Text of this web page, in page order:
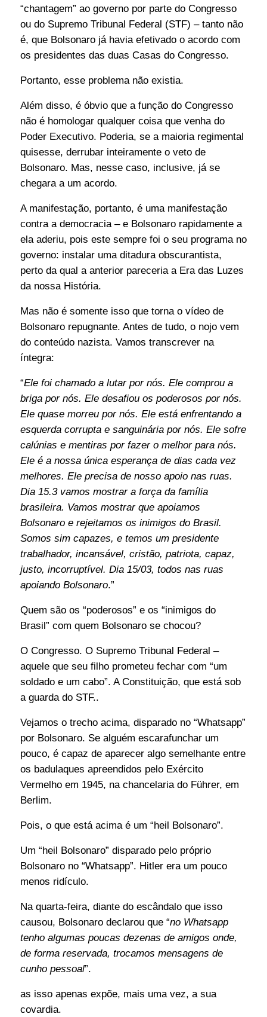
“chantagem” ao governo por parte do Congresso
ou do Supremo Tribunal Federal (STF) – tanto não
é, que Bolsonaro já havia efetivado o acordo com
os presidentes das duas Casas do Congresso.
Portanto, esse problema não existia.
Além disso, é óbvio que a função do Congresso
não é homologar qualquer coisa que venha do
Poder Executivo. Poderia, se a maioria regimental
quisesse, derrubar inteiramente o veto de
Bolsonaro. Mas, nesse caso, inclusive, já se
chegara a um acordo.
A manifestação, portanto, é uma manifestação
contra a democracia – e Bolsonaro rapidamente a
ela aderiu, pois este sempre foi o seu programa no
governo: instalar uma ditadura obscurantista,
perto da qual a anterior pareceria a Era das Luzes
da nossa História.
Mas não é somente isso que torna o vídeo de
Bolsonaro repugnante. Antes de tudo, o nojo vem
do conteúdo nazista. Vamos transcrever na
íntegra:
“Ele foi chamado a lutar por nós. Ele comprou a
briga por nós. Ele desafiou os poderosos por nós.
Ele quase morreu por nós. Ele está enfrentando a
esquerda corrupta e sanguinária por nós. Ele sofre
calúnias e mentiras por fazer o melhor para nós.
Ele é a nossa única esperança de dias cada vez
melhores. Ele precisa de nosso apoio nas ruas.
Dia 15.3 vamos mostrar a força da família
brasileira. Vamos mostrar que apoiamos
Bolsonaro e rejeitamos os inimigos do Brasil.
Somos sim capazes, e temos um presidente
trabalhador, incansável, cristão, patriota, capaz,
justo, incorruptível. Dia 15/03, todos nas ruas
apoiando Bolsonaro.”
Quem são os “poderosos” e os “inimigos do
Brasil” com quem Bolsonaro se chocou?
O Congresso. O Supremo Tribunal Federal –
aquele que seu filho prometeu fechar com “um
soldado e um cabo”. A Constituição, que está sob
a guarda do STF..
Vejamos o trecho acima, disparado no “Whatsapp”
por Bolsonaro. Se alguém escarafunchar um
pouco, é capaz de aparecer algo semelhante entre
os badulaques apreendidos pelo Exército
Vermelho em 1945, na chancelaria do Führer, em
Berlim.
Pois, o que está acima é um “heil Bolsonaro”.
Um “heil Bolsonaro” disparado pelo próprio
Bolsonaro no “Whatsapp”. Hitler era um pouco
menos ridículo.
Na quarta-feira, diante do escândalo que isso
causou, Bolsonaro declarou que “no Whatsapp
tenho algumas poucas dezenas de amigos onde,
de forma reservada, trocamos mensagens de
cunho pessoal”.
as isso apenas expõe, mais uma vez, a sua
covardia.